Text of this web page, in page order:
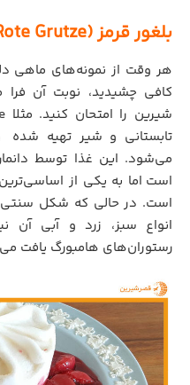
بلغور قرمز (Rote Grutze)
هر وقت از نمونه‌های ماهی
کافی چشیدید، نوبت آن
تابستانی و شیر تهیه شده
می‌شود. این غذا توسط
است اما به یکی از
است. در حالی که شکل سنتی
انواع سبز، زرد و آبی آن
رستوران‌های هامبورگ یافت